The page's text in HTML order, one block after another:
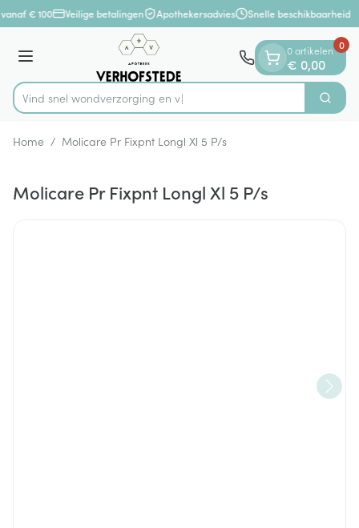
Ga naar de inhoud
1 van 1
€ 100 Veilige betalingen Apothekersadvies Snelle beschikbaarheid
Menu
Product, merk, categorie...
Vind snel wondverzor Zoek
0 artikelen
€ 0,00
0
Home / Molicare Pr Fixpnt Longl Xl 5 P/s
Molicare Pr Fixpnt Longl Xl 5 P/s